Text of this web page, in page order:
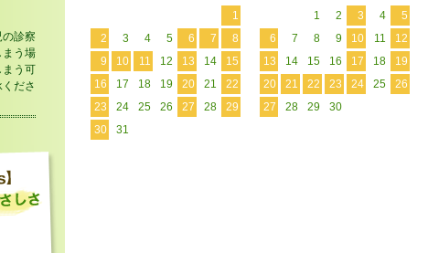
診察
まう場
まう可
ださ
1
2
3 4 5 6 7
8
9
10 11 12 13 14
15
16
17 18 19 20 21
22
23
24 25 26 27 28
29
30
31
1
2 3 4
5
6
7 8 9 10 11
12
13
14 15 16 17 18
19
20
21 22 23 24 25
26
27
28 29 30